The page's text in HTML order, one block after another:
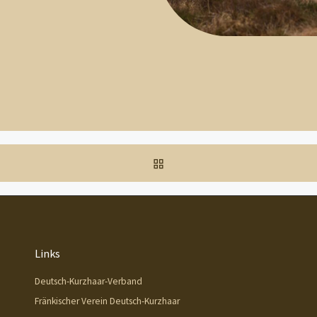
Links
Deutsch-Kurzhaar-Verband
Fränkischer Verein Deutsch-Kurzhaar